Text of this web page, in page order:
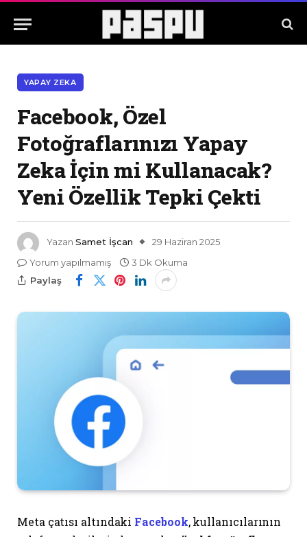
YAPAY ZEKA
Facebook, Özel
Fotoğraflarınızı Yapay
Zeka İçin mi Kullanacak?
Yeni Özellik Tepki Çekti
Yazan Samet İşcan
29 Haziran 2025
Yorum yapılmamış
3 Dk Okuma
Paylaş
Meta çatısı altındaki Facebook, kullanıcılarının